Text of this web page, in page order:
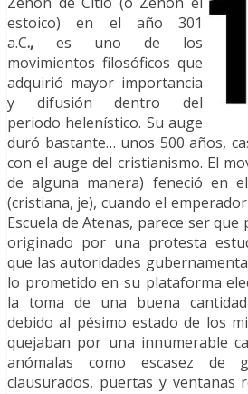
estoico) en el año 301
a.C., es uno de los
movimientos filosóficos que
adquirió mayor importancia
y difusión dentro del
periodo helenístico. Su auge
duró bastante… unos 500 años,
con el auge del cristianismo. El
de alguna manera) feneció en
(cristiana, je), cuando el
Escuela de Atenas, parece ser
originado por una protesta
que las autoridades
lo prometido en su plataforma
la toma de una buena
debido al pésimo estado de los
quejaban por una innumerable
anómalas como escasez de
clausurados, puertas y ventanas